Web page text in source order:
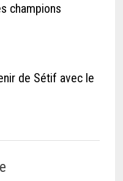
champions
de Sétif avec le